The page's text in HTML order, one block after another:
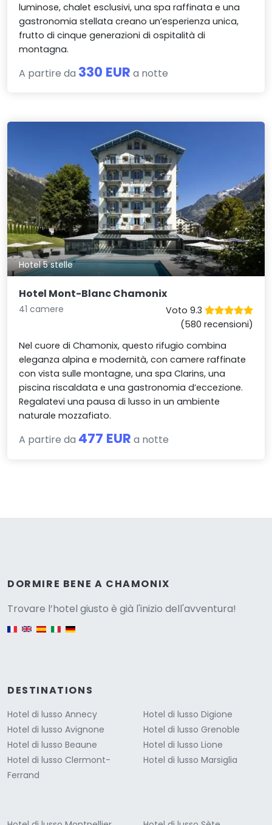
luminose, chalet esclusivi, una spa raffinata e una
gastronomia stellata creano un’esperienza unica,
frutto di cinque generazioni di ospitalità di
montagna.
A partire da 330 EUR a notte
Hotel 5 stelle
Hotel Mont-Blanc Chamonix
41 camere
Voto 9.3
(580 recensioni)
Nel cuore di Chamonix, questo rifugio combina
eleganza alpina e modernità, con camere raffinate
con vista sulle montagne, una spa Clarins, una
piscina riscaldata e una gastronomia d’eccezione.
Regalatevi una pausa di lusso in un ambiente
naturale mozzafiato.
A partire da 477 EUR a notte
DORMIRE BENE A CHAMONIX
Trovare l’hotel giusto è già l'inizio dell'avventura!
DESTINATIONS
Hotel di lusso Annecy
Hotel di lusso Avignone
Hotel di lusso Beaune
Hotel di lusso Clermont-
Ferrand
Hotel di lusso Digione
Hotel di lusso Grenoble
Hotel di lusso Lione
Hotel di lusso Marsiglia